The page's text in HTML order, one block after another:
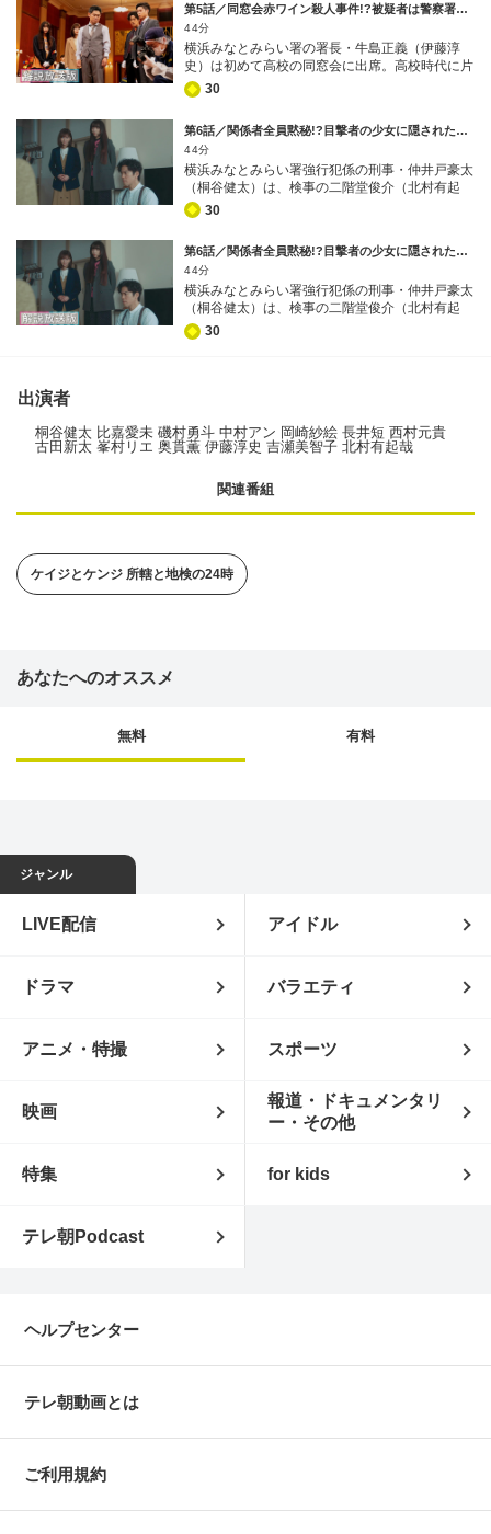
チャットをしながら、ソーシャルゲームをしてい
たという。しかも、この証言を受け、強行犯係の
係長・江戸一（古田新太）の顔色が一変する！
なんと、女子高生はほかでもない…最近何かと反
抗的な我が子・陽葵（飯沼愛）だったのだ!!
の自分を褒められ、うれしさで胸がいっぱいにな
る牛島。ところが突如、楽しい同窓会の空気が一
変する事件が起こってしまう。なんと牛島の目の
前で、同窓生・津川亮太郎（敦士）が赤ワインを
口にした瞬間、泡を吹いて倒れ、亡くなってしま
ったのだ！
第5話／同窓会赤ワイン殺人事件!?被疑者は警察署長！ [解説放送] [字幕]
44分
横浜みなとみらい署の署長・牛島正義（伊藤淳
史）は初めて高校の同窓会に出席。高校時代に片
想いをしていた同級生・城山由希子（黒川智花）
と久々に再会を果たす。相変わらず可憐で清楚な
の自分を褒められ、うれしさで胸がいっぱいにな
る牛島。ところが突如、楽しい同窓会の空気が一
変する事件が起こってしまう。なんと牛島の目の
前で、同窓生・津川亮太郎（敦士）が赤ワインを
口にした瞬間、泡を吹いて倒れ、亡くなってしま
30
第6話／関係者全員黙秘!?目撃者の少女に隠された悲しき真実─ [字幕]
44分
横浜みなとみらい署強行犯係の刑事・仲井戸豪太
（桐谷健太）は、検事の二階堂俊介（北村有起
哉）から無銭飲食強盗事件の追加捜査を命じら
れ、てんてこ舞い。そのさなかに、高架下の広場
暴行を受ける事件が起こる。加害者の男は、止め
に入ったホームレスを突き飛ばして逃走。強行犯
係の面々は覚醒剤の売買をめぐるトラブルだとに
らむが…。 なんと、早々に捜査は暗礁に乗り上
げてしまう。ホームレスは加害者の顔までは覚え
ておらず、さらに矢口も面識のない人間とケンカ
始した強行犯係の原口奈々美（岡崎紗絵）と岸本
凛（長井短）は、なぜか警察官を拒絶するような
っかかる。
30
第6話／関係者全員黙秘!?目撃者の少女に隠された悲しき真実─ [解説放送] [字幕]
44分
横浜みなとみらい署強行犯係の刑事・仲井戸豪太
（桐谷健太）は、検事の二階堂俊介（北村有起
哉）から無銭飲食強盗事件の追加捜査を命じら
れ、てんてこ舞い。そのさなかに、高架下の広場
らむが…。 なんと、早々に捜査は暗礁に乗り上
げてしまう。ホームレスは加害者の顔までは覚え
になったと証言したきり、黙秘に転じてしまった
のだ！ そんな中、110番通報した近隣住民が、
制服姿の女子中学生が一部始終を目撃していたと
始した強行犯係の原口奈々美（岡崎紗絵）と岸本
凛（長井短）は、なぜか警察官を拒絶するような
態度を取る生徒・松原未央（北里琉）のことが引
30
出演者
桐谷健太 比嘉愛未 磯村勇斗 中村アン 岡崎紗絵 長井短 西村元貴
古田新太 峯村リエ 奥貫薫 伊藤淳史 吉瀬美智子 北村有起哉
関連番組
ケイジとケンジ 所轄と地検の24時
あなたへのオススメ
無料 有料
ジャンル
LIVE配信 アイドル
ドラマ バラエティ
アニメ・特撮 スポーツ
映画
報道・ドキュメンタリ
ー・その他
特集 for kids
テレ朝Podcast
ヘルプセンター
テレ朝動画とは
ご利用規約